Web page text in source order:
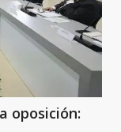
oposición: